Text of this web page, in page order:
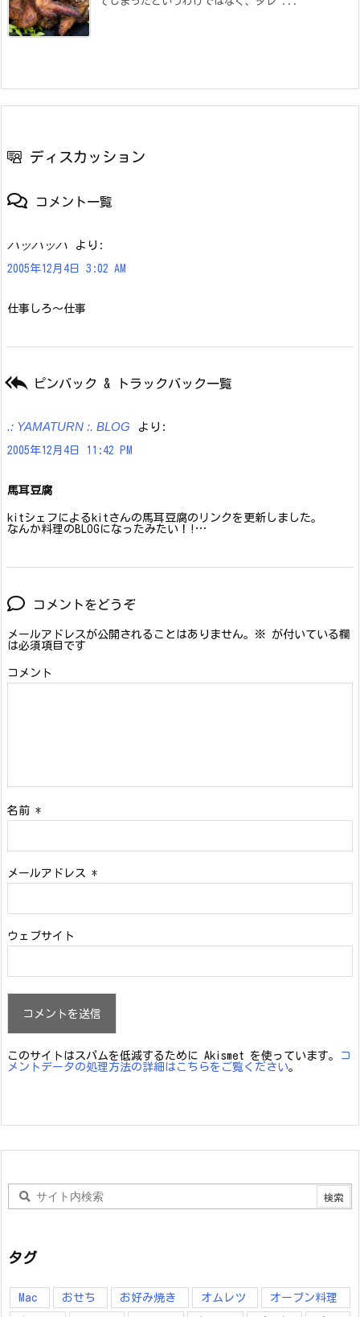
ディスカッション
コメント一覧
ハッハッハ より:
2005年12月4日 3:02 AM
仕事しろ〜仕事
 ピンバック & トラックバック一覧
.: YAMATURN :. BLOG より:
2005年12月4日 11:42 PM
馬耳豆腐
kitシェフによるkitさんの馬耳豆腐のリンクを更新しました。
なんか料理のBLOGになったみたい！!…
コメントをどうぞ
メールアドレスが公開されることはありません。 ※ が付いている欄
は必須項目です
コメント
名前 *
メールアドレス *
ウェブサイト
このサイトはスパムを低減するために Akismet を使っています。
コ
メントデータの処理方法の詳細はこちらをご覧ください。
タグ
Mac おせち お好み焼き オムレツ オーブン料理